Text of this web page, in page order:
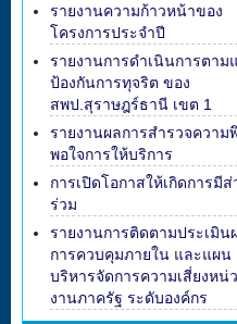
รายงานความก้าวหน้าของ
โครงการประจำปี
รายงานการดำเนินการตาม
ป้องกันการทุจริต ของ
สพป.สุราษฎร์ธานี เขต 1
รายงานผลการสำรวจความ
พอใจการให้บริการ
การเปิดโอกาสให้เกิดการมี
ร่วม
รายงานการติดตามประเมิน
การควบคุมภายใน และแผน
บริหารจัดการความเสี่ยงหน่
งานภาครัฐ ระดับองค์กร